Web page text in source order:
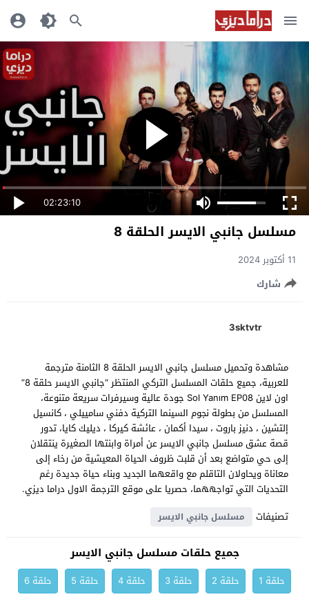
02:23:10
مسلسل جانبي الايسر الحلقة 8
11 أكتوبر 2024
شارك
3sktvtr
مشاهدة وتحميل مسلسل جانبي الايسر الحلقة 8 الثامنة مترجمة
للعربية، جميع حلقات المسلسل التركي المنتظر “جانبي الايسر حلقة 8”
اون لاين Sol Yanım EP08 جودة عالية وسيرفرات سريعة متنوعة،
المسلسل من بطولة نجوم السينما التركية دفني سامييلي ، كانسيل
إلتشين ، دنيز باروت ، سيدا أكمان ، عائشة كيركا ، ديليك كايا، تدور
قصة عشق مسلسل جانبي الايسر عن أمراة وابنتها الصغيرة ينتقلان
إلى حي متواضع بعد أن قلبت ظروف الحياة المعيشية من رخاء إلى
معاناة ويحاولان التاقلم مع واقعهما الجديد وبناء حياة جديدة رغم
التحديات التي تواجههما، حصريا على موقع الترجمة الاول دراما ديزي.
تصنيفات
مسلسل جانبي الايسر
جميع حلقات مسلسل جانبي الايسر
حلقة 1 حلقة 2 حلقة 3 حلقة 4 حلقة 5
حلقة 6